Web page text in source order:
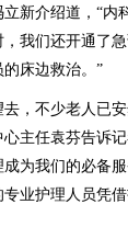
新介绍道，“内
我们还开通了
床边救治。”
不少老人已安
主任袁芬告诉
为我们的必备
业护理人员凭